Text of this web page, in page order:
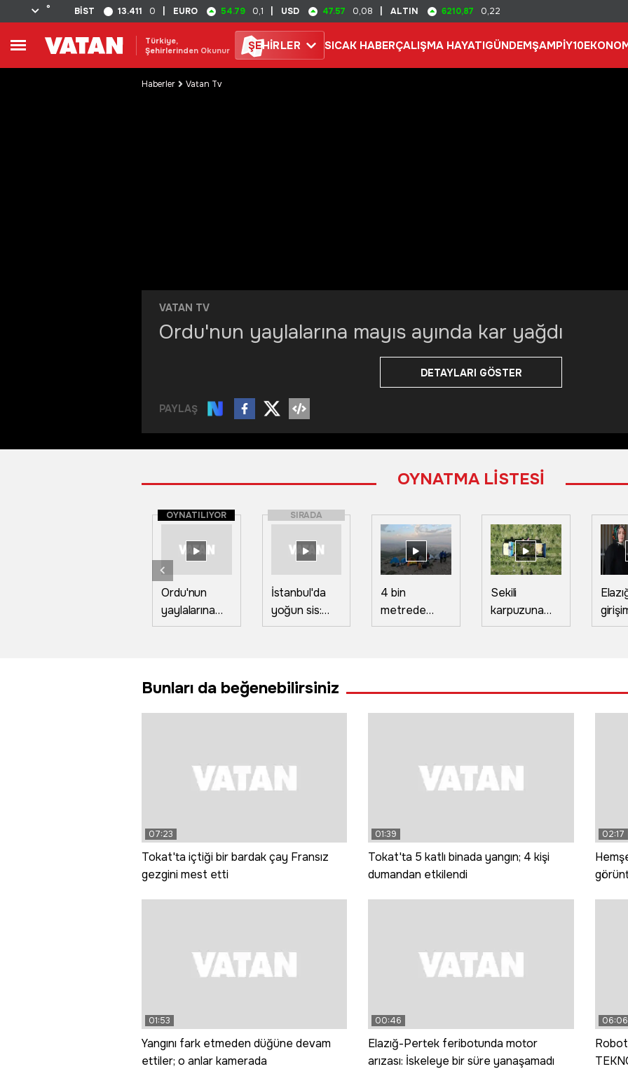
° BİST 13.411 0 EURO 54.79 0,1 USD 47.57 0,08 ALTIN 6210,87 0,22
Türkiye,
Şehirlerinden Okunur
ŞEHİRLER SICAK HABERÇALIŞMA HAYATIGÜNDEMŞAMPİY10
Haberler Vatan Tv
VATAN TV
Ordu'nun yaylalarına mayıs ayında kar yağdı
DETAYLARI GÖSTER
PAYLAŞ
OYNATMA LİSTESİ
OYNATILIYOR
Ordu'nun
yaylalarına
mayıs ayında
SIRADA
İstanbul'da
yoğun sis:
Boğaz hattı
4 bin
metrede
zirve zaferi!
Sekili
karpuzuna
yurt dışından
karpuzun
ekimi artırıldı
Bunları da beğenebilirsiniz
07:23
Tokat'ta içtiği bir bardak çay Fransız
gezgini mest etti
01:39
Tokat'ta 5 katlı binada yangın; 4 kişi
dumandan etkilendi
02:17
01:53
Yangını fark etmeden düğüne devam
ettiler; o anlar kamerada
00:46
Elazığ-Pertek feribotunda motor
arızası: İskeleye bir süre yanaşamadı
06:06